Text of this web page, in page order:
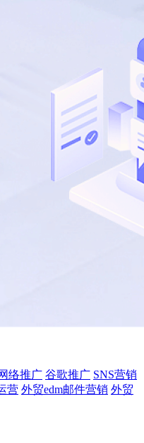
络推广 谷歌推广 SNS营销
营 外贸edm邮件营销 外贸